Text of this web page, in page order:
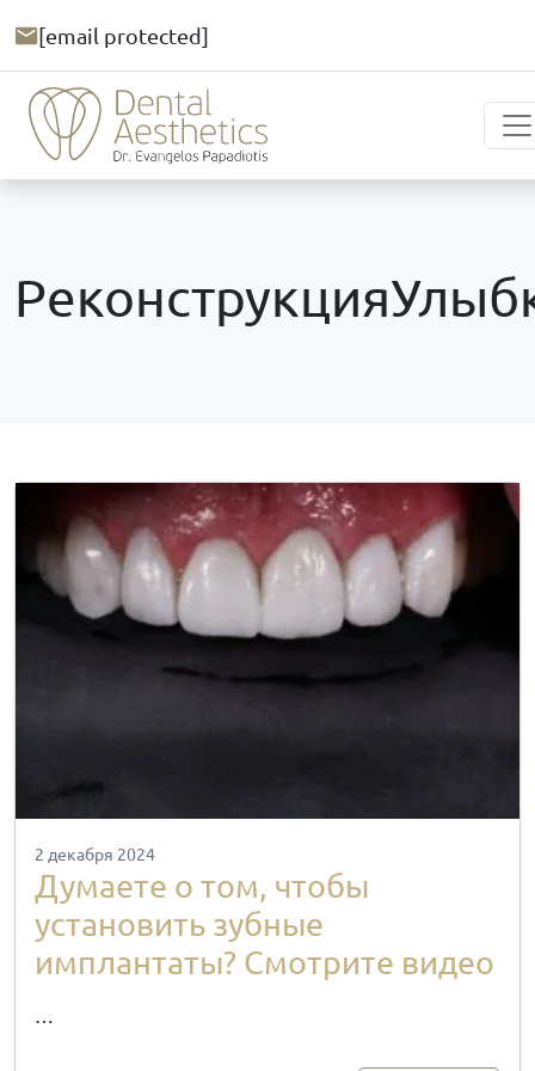
[email protected]
2 декабря 2024
Думаете о том, чтобы
установить зубные
имплантаты? Смотрите видео
…